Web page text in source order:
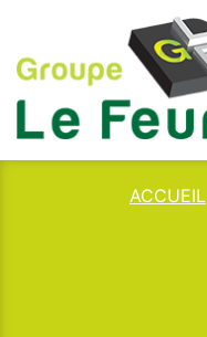
ACCUEIL